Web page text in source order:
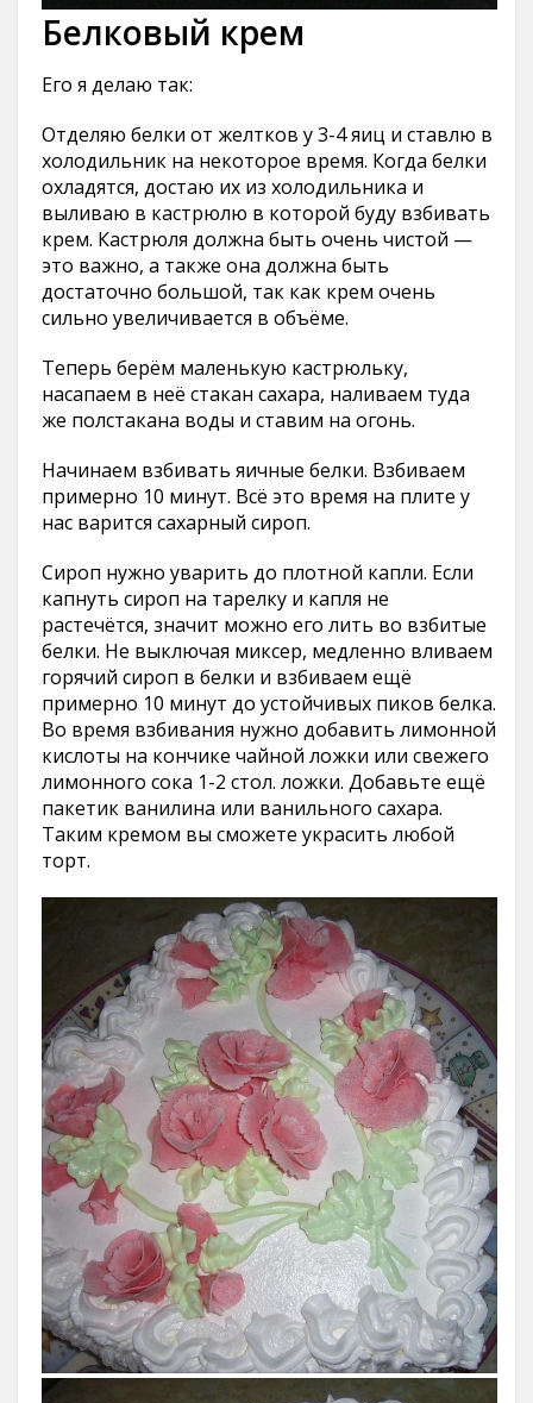
Белковый крем
Его я делаю так:
Отделяю белки от желтков у 3-4 яиц и ставлю в
холодильник на некоторое время. Когда белки
охладятся, достаю их из холодильника и
выливаю в кастрюлю в которой буду взбивать
крем. Кастрюля должна быть очень чистой —
это важно, а также она должна быть
достаточно большой, так как крем очень
сильно увеличивается в объёме.
Теперь берём маленькую кастрюльку,
насапаем в неё стакан сахара, наливаем туда
же полстакана воды и ставим на огонь.
Начинаем взбивать яичные белки. Взбиваем
примерно 10 минут. Всё это время на плите у
нас варится сахарный сироп.
Сироп нужно уварить до плотной капли. Если
капнуть сироп на тарелку и капля не
растечётся, значит можно его лить во взбитые
белки. Не выключая миксер, медленно вливаем
горячий сироп в белки и взбиваем ещё
примерно 10 минут до устойчивых пиков белка.
Во время взбивания нужно добавить лимонной
кислоты на кончике чайной ложки или свежего
лимонного сока 1-2 стол. ложки. Добавьте ещё
пакетик ванилина или ванильного сахара.
Таким кремом вы сможете украсить любой
торт.